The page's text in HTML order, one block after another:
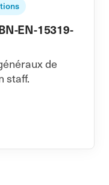
EN-15319-
de
staff.